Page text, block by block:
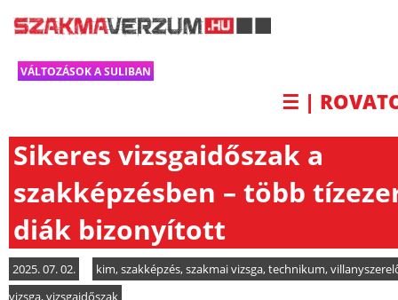
VÁLTOZÁSOK A SULIBAN
☰ |
Sikeres vizsgaidőszak a
szakképzésben – több
diák bizonyított
2025. 07. 02. kim,szakképzés,szakmai vizsga,technikum,
vizsga,vizsgaidőszak